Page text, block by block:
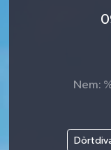
Nem: